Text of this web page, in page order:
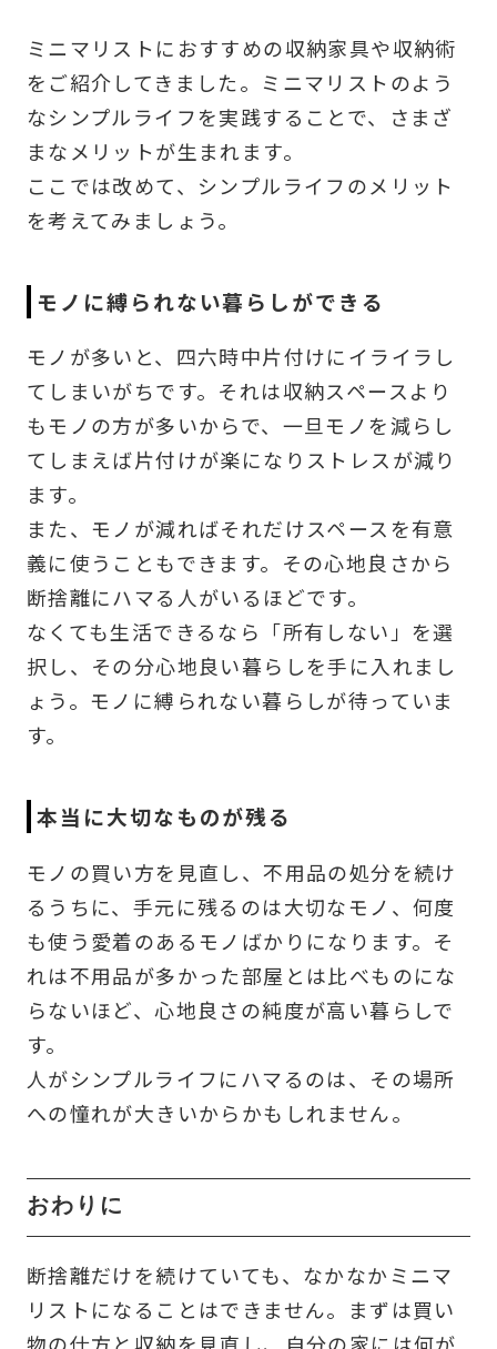
ミニマリストにおすすめの収納家具や収納術
をご紹介してきました。ミニマリストのよう
なシンプルライフを実践することで、さまざ
まなメリットが生まれます。
ここでは改めて、シンプルライフのメリット
を考えてみましょう。
モノに縛られない暮らしができる
モノが多いと、四六時中片付けにイライラし
てしまいがちです。それは収納スペースより
もモノの方が多いからで、一旦モノを減らし
てしまえば片付けが楽になりストレスが減り
ます。
また、モノが減ればそれだけスペースを有意
義に使うこともできます。その心地良さから
断捨離にハマる人がいるほどです。
なくても生活できるなら「所有しない」を選
択し、その分心地良い暮らしを手に入れまし
ょう。モノに縛られない暮らしが待っていま
す。
本当に大切なものが残る
モノの買い方を見直し、不用品の処分を続け
るうちに、手元に残るのは大切なモノ、何度
も使う愛着のあるモノばかりになります。そ
れは不用品が多かった部屋とは比べものにな
らないほど、心地良さの純度が高い暮らしで
す。
人がシンプルライフにハマるのは、その場所
への憧れが大きいからかもしれません。
おわりに
断捨離だけを続けていても、なかなかミニマ
リストになることはできません。まずは買い
物の仕方と収納を見直し、自分の家には何が